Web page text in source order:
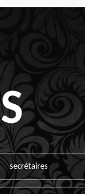
secrétaires